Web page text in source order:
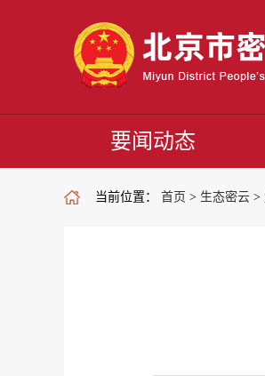
要闻动态
当前位置： 首页 > 生态密云 >